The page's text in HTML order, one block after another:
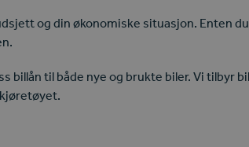
og din økonomiske situasjon. Enten
billån til både nye og brukte biler. Vi tilbyr